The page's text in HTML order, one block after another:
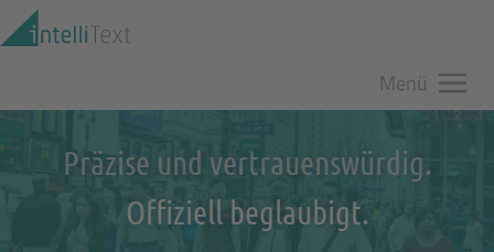
Zum Hauptinhalt springen
Menü
Präzise und vertrauenswürdig.
Offiziell beglaubigt.